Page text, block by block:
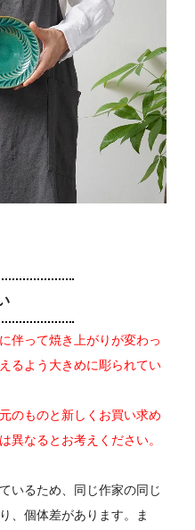
伴って焼き上がりが変わっ
るよう大きめに彫られてい
のものと新しくお買い求め
異なるとお考えください。
いるため、同じ作家の同じ
、個体差があります。ま